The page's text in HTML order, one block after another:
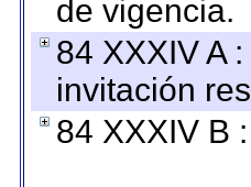
de vigencia.
84 XXXIV A
invitación
84 XXXIV B